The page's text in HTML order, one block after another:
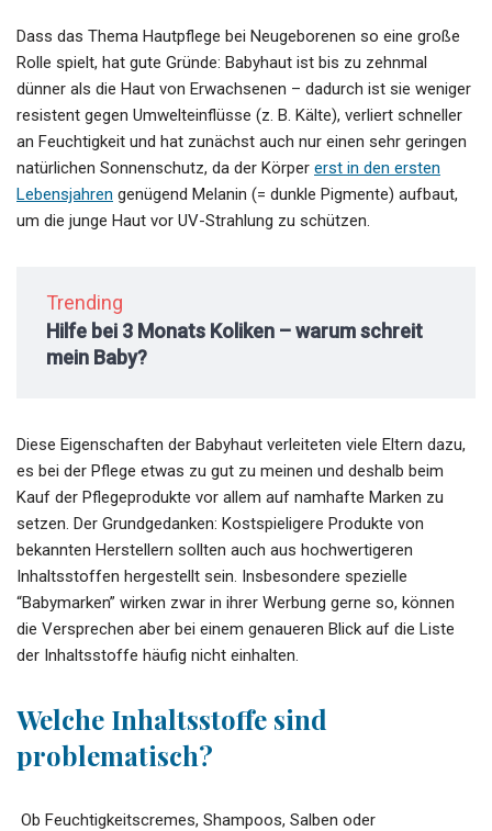
Dass das Thema Hautpflege bei Neugeborenen so eine große
Rolle spielt, hat gute Gründe: Babyhaut ist bis zu zehnmal
dünner als die Haut von Erwachsenen – dadurch ist sie weniger
resistent gegen Umwelteinflüsse (z. B. Kälte), verliert schneller
an Feuchtigkeit und hat zunächst auch nur einen sehr geringen
natürlichen Sonnenschutz, da der Körper erst in den ersten
Lebensjahren genügend Melanin (= dunkle Pigmente) aufbaut,
um die junge Haut vor UV-Strahlung zu schützen.
Trending
Hilfe bei 3 Monats Koliken – warum schreit
mein Baby?
Diese Eigenschaften der Babyhaut verleiteten viele Eltern dazu,
es bei der Pflege etwas zu gut zu meinen und deshalb beim
Kauf der Pflegeprodukte vor allem auf namhafte Marken zu
setzen. Der Grundgedanken: Kostspieligere Produkte von
bekannten Herstellern sollten auch aus hochwertigeren
Inhaltsstoffen hergestellt sein. Insbesondere spezielle
“Babymarken” wirken zwar in ihrer Werbung gerne so, können
die Versprechen aber bei einem genaueren Blick auf die Liste
der Inhaltsstoffe häufig nicht einhalten.
Welche Inhaltsstoffe sind
problematisch?
Ob Feuchtigkeitscremes, Shampoos, Salben oder